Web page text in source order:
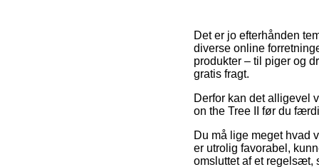
Det er jo efterhånden
diverse online
produkter – til piger og
gratis fragt.
Derfor kan det alligevel
on the Tree II før du
Du må lige meget hvad
er utrolig favorabel,
omsluttet af et regelsæt,